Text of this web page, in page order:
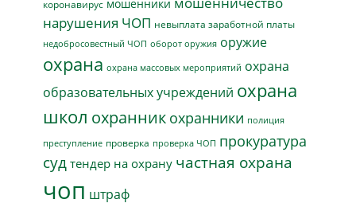
коронавирус мошенники
нарушения ЧОП невыплата заработной платы
недобросовестный ЧОП оборот оружия оружие
охрана охрана массовых мероприятий охрана
образовательных учреждений охрана
школ охранник охранники полиция
преступление проверка проверка ЧОП прокуратура
суд тендер на охрану частная охрана
чоп штраф